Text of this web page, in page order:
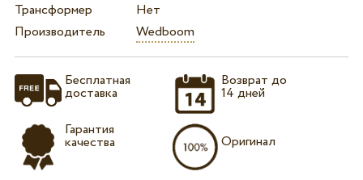
Трансформер
Нет
Производитель
Wedboom
Бесплатная
доставка
Гарантия
качества
Возврат до
14 дней
Оригинал